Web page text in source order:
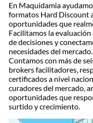
En Maquidamia
formatos Hard Discount
oportunidades que
Facilitamos la
de decisiones y
necesidades del mercado.
Contamos con más de
brokers facilitadores,
certificados a nivel
curadores del mercado,
oportunidades que
surtido y crecimiento.